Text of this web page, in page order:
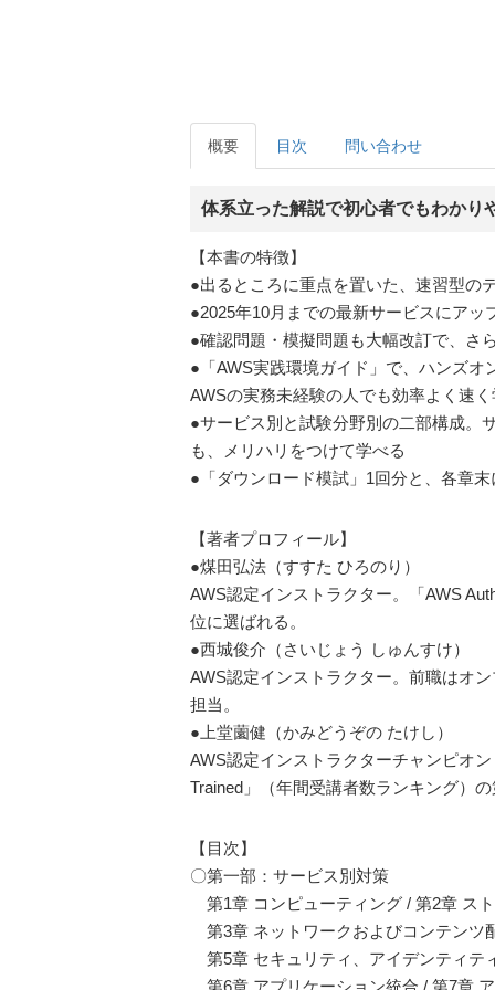
概要 目次 問い合わせ
体系立った解説で初心者でもわか
【本書の特徴】
●出るところに重点を置いた、速習型の
●2025年10月までの最新サービスにアッ
●確認問題・模擬問題も大幅改訂で、さ
●「AWS実践環境ガイド」で、ハンズ
AWSの実務未経験の人でも効率よく速
●サービス別と試験分野別の二部構成。
も、メリハリをつけて学べる
●「ダウンロード模試」1回分と、各章
【著者プロフィール】
●煤田弘法（すすた ひろのり）
AWS認定インストラクター。「AWS
位に選ばれる。
●西城俊介（さいじょう しゅんすけ）
AWS認定インストラクター。前職はオ
担当。
●上堂薗健（かみどうぞの たけし）
AWS認定インストラクターチャンピオ
Trained」（年間受講者数ランキング）
【目次】
〇第一部：サービス別対策
第1章 コンピューティング / 第2章 ス
第3章 ネットワークおよびコンテンツ
第5章 セキュリティ、アイデンティテ
第6章 アプリケーション統合 / 第7章